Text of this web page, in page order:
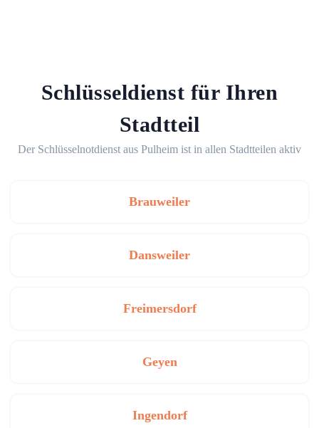
Schlüsseldienst für Ihren
Stadtteil
Der Schlüsselnotdienst aus Pulheim ist in allen Stadtteilen aktiv
Brauweiler
Dansweiler
Freimersdorf
Geyen
Ingendorf